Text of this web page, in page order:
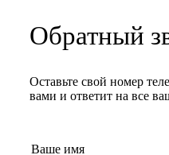
Обратный
Оставьте свой номер
вами и ответит на все